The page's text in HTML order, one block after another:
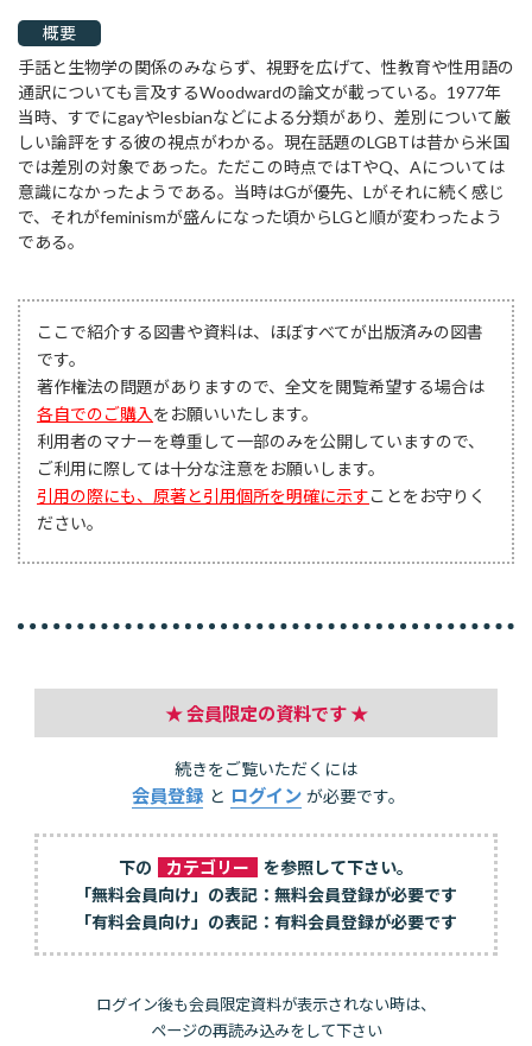
概要
手話と生物学の関係のみならず、視野を広げて、性教育や性用語の
通訳についても言及するWoodwardの論文が載っている。1977年
当時、すでにgayやlesbianなどによる分類があり、差別について厳
しい論評をする彼の視点がわかる。現在話題のLGBTは昔から米国
では差別の対象であった。ただこの時点ではTやQ、Aについては
意識になかったようである。当時はGが優先、Lがそれに続く感じ
で、それがfeminismが盛んになった頃からLGと順が変わったよう
である。
ここで紹介する図書や資料は、ほぼすべてが出版済みの図書
です。
著作権法の問題がありますので、全文を閲覧希望する場合は
各自でのご購入をお願いいたします。
利用者のマナーを尊重して一部のみを公開していますので、
ご利用に際しては十分な注意をお願いします。
引用の際にも、原著と引用個所を明確に示すことをお守りく
ださい。
★ 会員限定の資料です ★
続きをご覧いただくには
会員登録 と ログイン が必要です。
下の カテゴリー
を参照して下さい。
「無料会員向け」の表記：無料会員登録が必要です
「有料会員向け」の表記：有料会員登録が必要です
ログイン後も会員限定資料が表示されない時は、
ページの再読み込みをして下さい